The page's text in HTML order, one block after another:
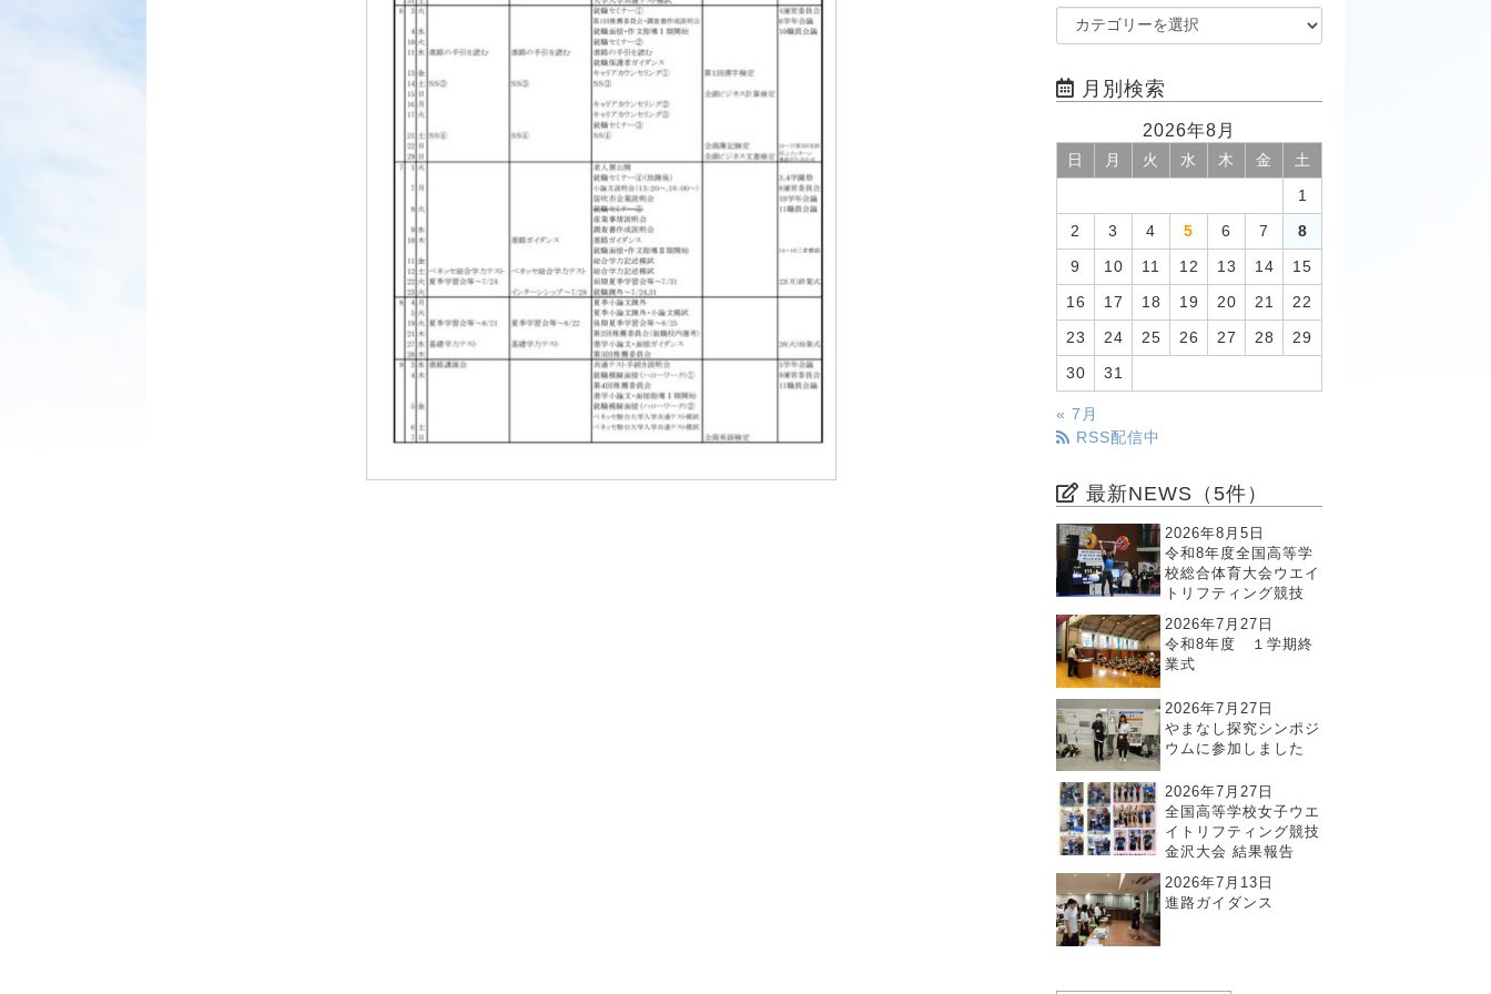
月別検索
2026年8月
日 月 火 水 木 金 土
1
2 3 4 5 6 7 8
9 10 11 12 13 14 15
16 17 18 19 20 21 22
23 24 25 26 27 28 29
30 31
« 7月
RSS配信中
最新NEWS（5件）
2026年8月5日
令和8年度全国高等学
校総合体育大会ウエイ
トリフティング競技
2026年7月27日
令和8年度 １学期終
業式
2026年7月27日
やまなし探究シンポジ
ウムに参加しました
2026年7月27日
全国高等学校女子ウエ
イトリフティング競技
金沢大会 結果報告
2026年7月13日
進路ガイダンス